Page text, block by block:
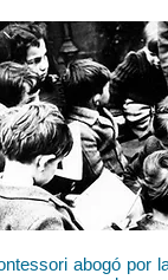
abogó por